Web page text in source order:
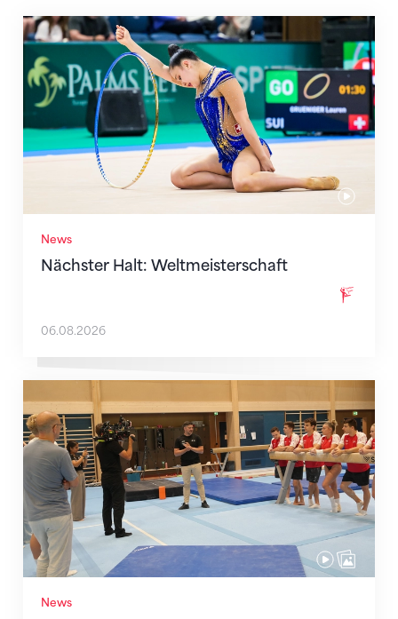
News
Nächster Halt: Weltmeisterschaft
Nächster Halt: Weltmeisterschaft
06.08.2026
News
Mit klaren Zielen nach Zagreb